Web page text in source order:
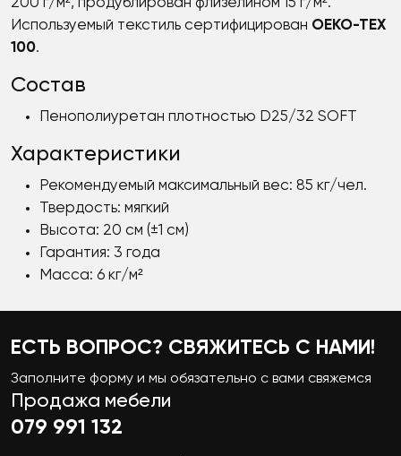
Используемый текстиль сертифицирован OEKO-TEX
100.
Состав
Пенополиуретан плотностью D25/32 SOFT
Характеристики
Рекомендуемый максимальный вес: 85 кг/чел.
Твердость: мягкий
Высота: 20 см (±1 см)
Гарантия: 3 года
Масса: 6 кг/м²
ЕСТЬ ВОПРОС? СВЯЖИТЕСЬ С НАМИ!
Заполните форму и мы обязательно с вами свяжемся
Продажа мебели
079 991 132